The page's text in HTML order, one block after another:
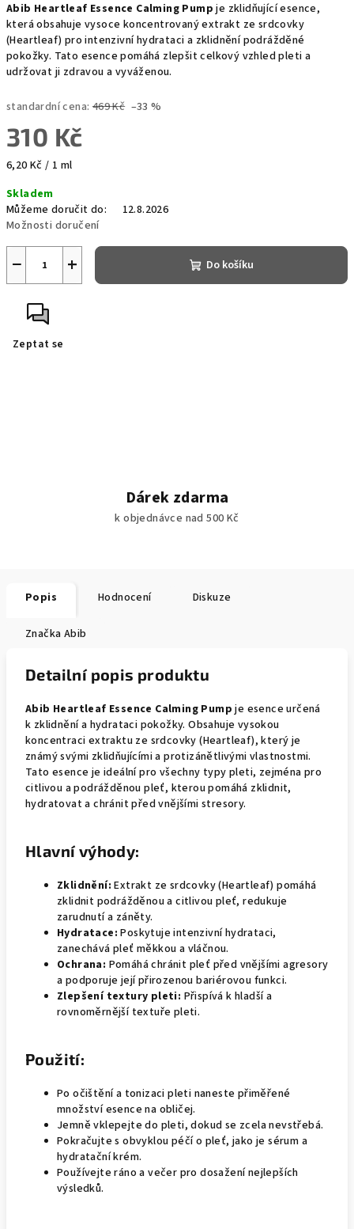
Abib Heartleaf Essence Calming Pumpje zklidňující esence,
která obsahuje vysoce koncentrovaný extrakt ze srdcovky
(Heartleaf) pro intenzivní hydrataci a zklidnění podrážděné
pokožky. Tato esence pomáhá zlepšit celkový vzhled pleti a
udržovat ji zdravou a vyváženou.
standardní cena: 469 Kč –33 %
310 Kč
Měrná
6,20 Kč / 1 ml
Skladem
Můžeme doručit do:
12.8.2026
Možnosti doručení
+
− Do košíku
Zeptat se
Dárek zdarma
k objednávce nad 500 Kč
Popis Hodnocení Diskuze
Značka Abib
Detailní popis produktu
Abib Heartleaf Essence Calming Pumpje esence určená
k zklidnění a hydrataci pokožky. Obsahuje vysokou
koncentraci extraktu ze srdcovky (Heartleaf), který je
známý svými zklidňujícími a protizánětlivými vlastnostmi.
Tato esence je ideální pro všechny typy pleti, zejména pro
citlivou a podrážděnou pleť, kterou pomáhá zklidnit,
hydratovat a chránit před vnějšími stresory.
Hlavní výhody:
Zklidnění: Extrakt ze srdcovky (Heartleaf) pomáhá
zklidnit podrážděnou a citlivou pleť, redukuje
zarudnutí a záněty.
Hydratace: Poskytuje intenzivní hydrataci,
zanechává pleť měkkou a vláčnou.
Ochrana: Pomáhá chránit pleť před vnějšími agresory
a podporuje její přirozenou bariérovou funkci.
Zlepšení textury pleti: Přispívá k hladší a
rovnoměrnější textuře pleti.
Použití:
Po očištění a tonizaci pleti naneste přiměřené
množství esence na obličej.
Jemně vklepejte do pleti, dokud se zcela nevstřebá.
Pokračujte s obvyklou péčí o pleť, jako je sérum a
hydratační krém.
Používejte ráno a večer pro dosažení nejlepších
výsledků.